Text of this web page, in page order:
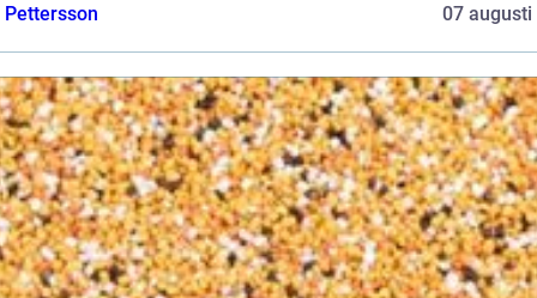
07 augusti